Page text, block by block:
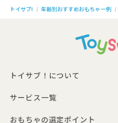
トイサブ! 年齢別おすすめおもちゃ一例
トイサブ！について
トイサブ！の特徴
サービス一覧
トイサブ！ファーストセレク
おもちゃの選定ポイント